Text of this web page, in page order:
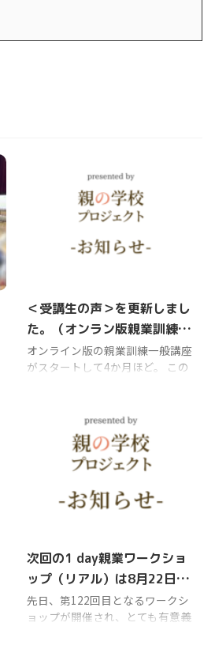
＜受講生の声＞を更新しまし
た。（オンラン版親業訓練一
般講座）
オンライン版の親業訓練一般講座
がスタートして4か月ほど。 この
ライン版＞の親業講座が気になっ
ている方はぜひご覧ください。
これまで対面にこだわってきた親
業講座ですが、オンラインでも変
ただけると思います。 年明けは以
開講 9時半～12時半 ＜全12回/h2
＞ 1/24(火)開講 18時半～20時半
➤詳細＆その他の日程はこちらか
ら 親業訓練一般講 ...
次回の1 day親業ワークショ
ップ（リアル）は8月22日
（月）です
先日、第122回目となるワークシ
ョップが開催され、とても有意義